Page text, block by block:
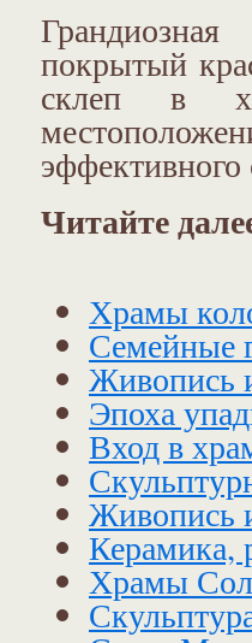
покрытый
склеп в
Читайте
Храмы
Семейные
Живопись
Эпоха
Вход в
Живопись
Керамика,
Храмы